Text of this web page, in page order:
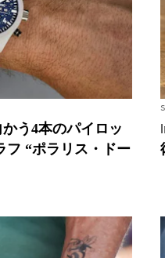
う4本のパイロッ
フ “ポラリス・ドー
IWC インヂュニア